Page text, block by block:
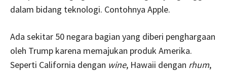
dalam bidang teknologi. Contohnya Apple.
Ada sekitar 50 negara bagian yang diberi penghargaan
oleh Trump karena memajukan produk Amerika.
Seperti California dengan wine, Hawaii dengan rhum,